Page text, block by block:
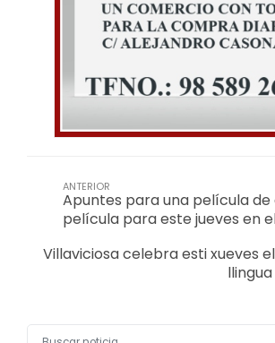
ANTERIOR
Apuntes para una película
película para este jueves en
Villaviciosa celebra esti xueves